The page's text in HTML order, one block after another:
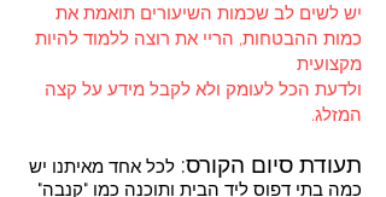
יש לשים לב שכמות השיעורים תואמת את
כמות ההבטחות, הריי את רוצה ללמוד להיות
מקצועית
ולדעת הכל לעומק ולא לקבל מידע על קצה
המזלג.
תעודת סיום הקורס​: לכל אחד מאיתנו יש
כמה בתי דפוס ליד הבית ותוכנה כמו "קנבה"